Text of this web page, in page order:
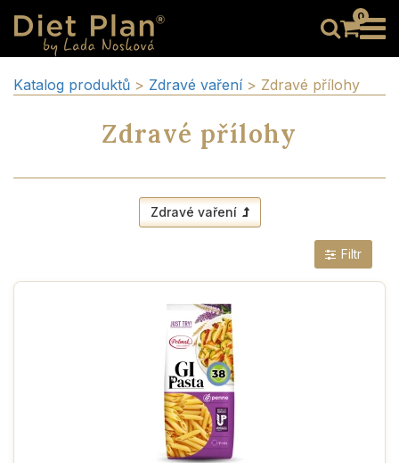
0
Katalog produktů > Zdravé vaření > Zdravé přílohy
Zdravé přílohy
Zdravé vaření
Filtr
Bez laktózy